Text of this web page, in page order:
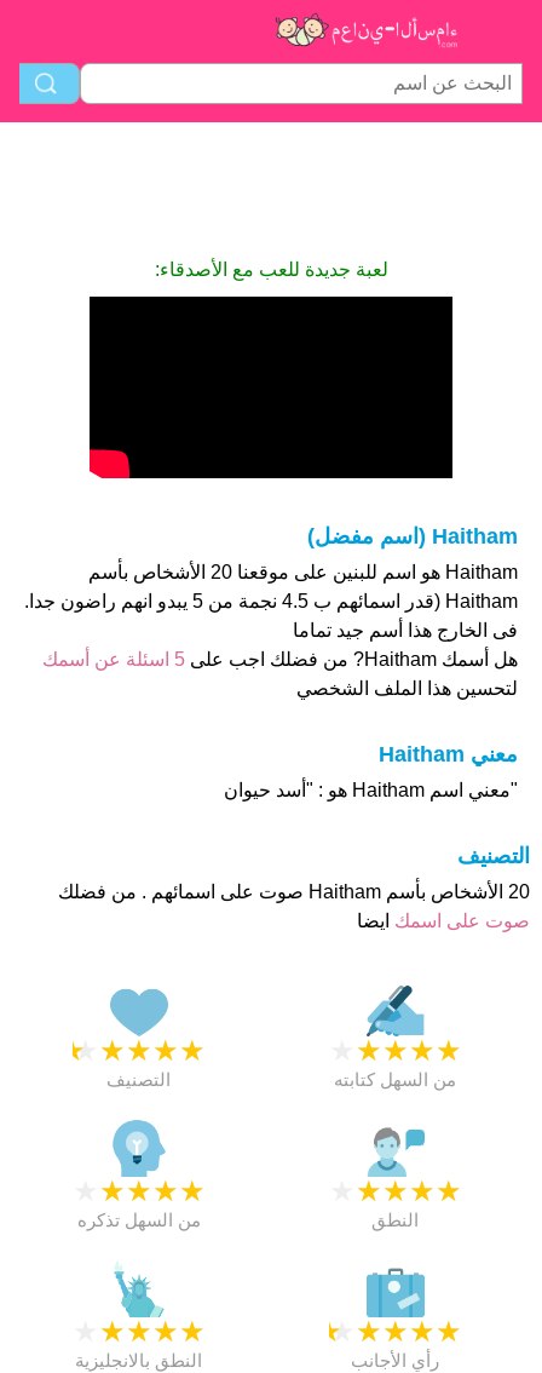
لعبة جديدة للعب مع الأصدقاء:
Haitham (اسم مفضل)
Haitham هو اسم للبنين على موقعنا 20 الأشخاص بأسم
Haitham (قدر اسمائهم ب 4.5 نجمة من 5 يبدو انهم راضون جدا.
فى الخارج هذا أسم جيد تماما
هل أسمك Haitham? من فضلك اجب على
5 اسئلة عن أسمك
لتحسين هذا الملف الشخصي
معني Haitham
"معني اسم Haitham هو : "أسد حيوان
التصنيف
20 الأشخاص بأسم Haitham صوت على اسمائهم . من فضلك
صوت على اسمك ايضا
★
★
★
★
★
التصنيف
★
★
★
★
من السهل كتابته
★
★
★
★
من السهل تذكره
★
★
★
★
النطق
★
★
★
★
النطق بالانجليزية
★
★
★
★
★
رأي الأجانب